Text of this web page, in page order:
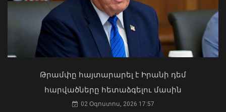
վերադառնալ․ օգնության են հասել
փրկարարները
09 Օգոստոս, 2026 12:14
Կաթողիկոսը պետք է օրենքի առաջ
կանգնի, եթե հանցանք է գործել, կամ
արտաքին ազդեցության գործակալ
դարձել. աստվածաբան
07 Օգոստոս, 2026 17:03
Թրամփը հայտարարել է Իրանի դեմ
հարվածները հետաձգելու մասին
02 Օգոստոս, 2026 17:57